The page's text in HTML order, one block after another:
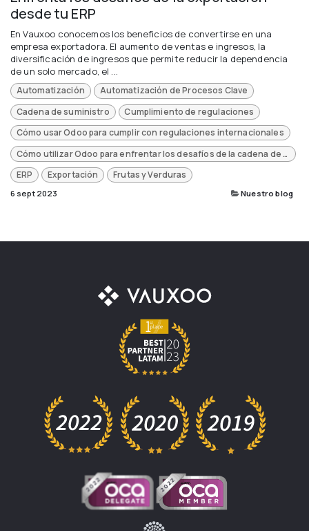
desde tu ERP
En Vauxoo conocemos los beneficios de convertirse en una
empresa exportadora. El aumento de ventas e ingresos, la
diversificación de ingresos que permite reducir la dependencia
de un solo mercado, el ...
Automatización
Automatización de Procesos Clave
Cadena de suministro
Cumplimiento de regulaciones
Cómo usar Odoo para cumplir con regulaciones internacionales
Cómo utilizar Odoo para enfrentar los desafíos de la cadena de suministro global
ERP
Exportación Frutas y Verduras
6 sept 2023 Nuestro blog